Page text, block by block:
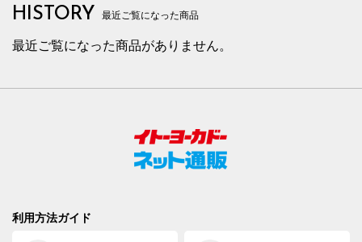
HISTORY 最近ご覧になった商品
最近ご覧になった商品がありません。
利用方法ガイド